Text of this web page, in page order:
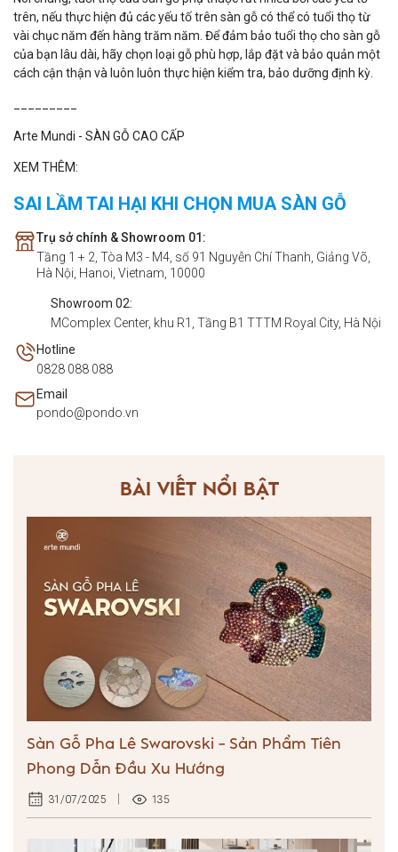
BÀI VIẾT NỔI BẬT
Sàn Gỗ Pha Lê Swarovski – Sản Phẩm Tiên
Phong Dẫn Đầu Xu Hướng
31/07/2025 135
trên, nếu thực hiện đủ các yếu tố trên sàn gỗ có thể có tuổi thọ từ
vài chục năm đến hàng trăm năm. Để đảm bảo tuổi thọ cho sàn gỗ
của bạn lâu dài, hãy chọn loại gỗ phù hợp, lắp đặt và bảo quản một
cách cận thận và luôn luôn thực hiện kiểm tra, bảo dưỡng định kỳ.
Arte Mundi - SÀN GỖ CAO CẤP
XEM THÊM:
SAI LẦM TAI HẠI KHI CHỌN MUA SÀN GỖ
Trụ sở chính & Showroom 01:
Tầng 1 + 2, Tòa M3 - M4, số 91 Nguyễn Chí Thanh, Giảng Võ,
Hà Nội, Hanoi, Vietnam, 10000
Showroom 02:
MComplex Center, khu R1, Tầng B1 TTTM Royal City, Hà Nội
Hotline
0828 088 088
Email
pondo@pondo.vn